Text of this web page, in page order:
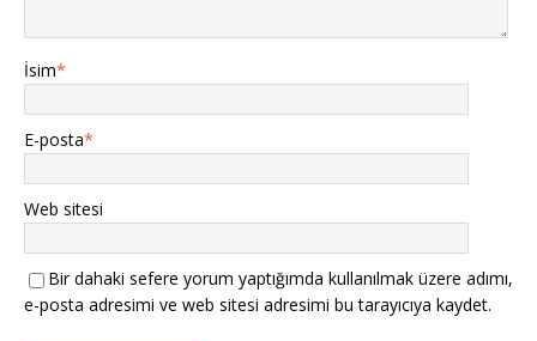
İsim*
E-posta*
Web sitesi
Bir dahaki sefere yorum yaptığımda kullanılmak üzere adımı,
e-posta adresimi ve web sitesi adresimi bu tarayıcıya kaydet.